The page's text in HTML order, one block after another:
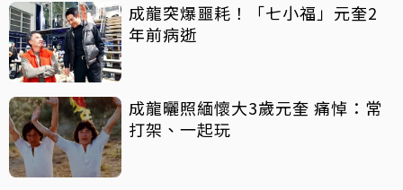
成龍突爆噩耗！「七小福」元奎2
年前病逝
成龍曬照緬懷大3歲元奎 痛悼：常
打架、一起玩